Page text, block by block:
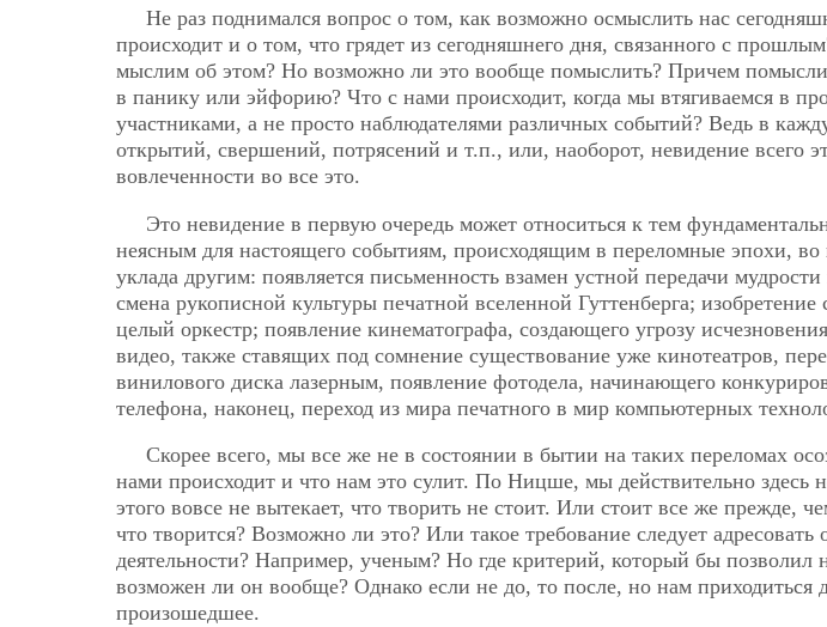
Не раз поднимался вопрос о том, как возможно осмыслить нас
происходит и о том, что грядет из сегодняшнего дня, связанного с
мыслим об этом? Но возможно ли это вообще помыслить? Причем
в панику или эйфорию? Что с нами происходит, когда мы втягиваемся в
участниками, а не просто наблюдателями различных событий? Ведь в
открытий, свершений, потрясений и т.п., или, наоборот, невидение всего
вовлеченности во все это.
Это невидение в первую очередь может относиться к тем
неясным для настоящего событиям, происходящим в переломные эпохи, во
уклада другим: появляется письменность взамен устной передачи
смена рукописной культуры печатной вселенной Гуттенберга; изобретение
целый оркестр; появление кинематографа, создающего угрозу
видео, также ставящих под сомнение существование уже кинотеатров,
винилового диска лазерным, появление фотодела, начинающего
телефона, наконец, переход из мира печатного в мир компьютерных
Скорее всего, мы все же не в состоянии в бытии на таких переломах
нами происходит и что нам это сулит. По Ницше, мы действительно здесь
этого вовсе не вытекает, что творить не стоит. Или стоит все же прежде,
что творится? Возможно ли это? Или такое требование следует
деятельности? Например, ученым? Но где критерий, который бы
возможен ли он вообще? Однако если не до, то после, но нам приходиться
произошедшее.